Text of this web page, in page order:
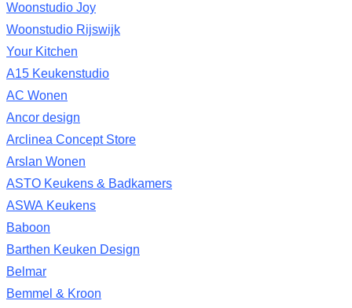
Woonstudio Joy
Woonstudio Rijswijk
Your Kitchen
A15 Keukenstudio
AC Wonen
Ancor design
Arclinea Concept Store
Arslan Wonen
ASTO Keukens & Badkamers
ASWA Keukens
Baboon
Barthen Keuken Design
Belmar
Bemmel & Kroon